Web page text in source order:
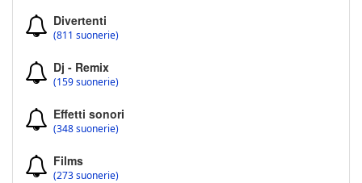
Divertenti
(811 suonerie)
Dj - Remix
(159 suonerie)
Effetti sonori
(348 suonerie)
Films
(273 suonerie)